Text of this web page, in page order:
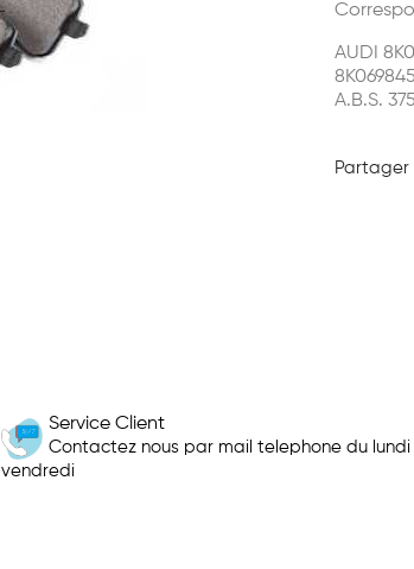
AUDI
A.B.S.
Partager
Service Client
Contactez nous par mail telephone du lundi
vendredi